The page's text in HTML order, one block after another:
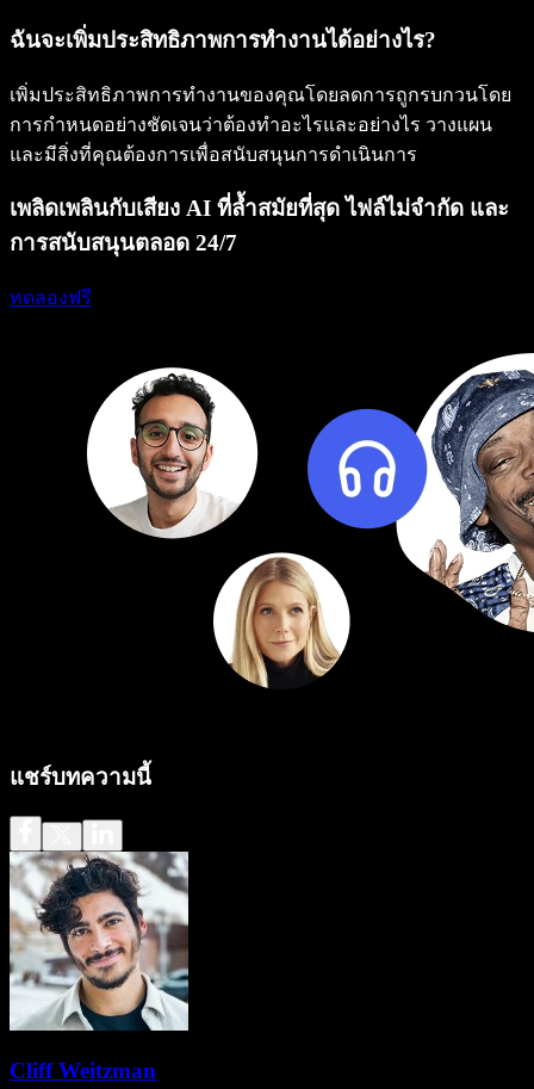
ฉันจะเพิ่มประสิทธิภาพการทำงานได้อย่างไร?
เพิ่มประสิทธิภาพการทำงานของคุณโดยลดการถูกรบกวนโดย
การกำหนดอย่างชัดเจนว่าต้องทำอะไรและอย่างไร วางแผน
และมีสิ่งที่คุณต้องการเพื่อสนับสนุนการดำเนินการ
เพลิดเพลินกับเสียง AI ที่ล้ำสมัยที่สุด ไฟล์ไม่จำกัด และ
การสนับสนุนตลอด 24/7
ทดลองฟรี
แชร์บทความนี้
Cliff Weitzman